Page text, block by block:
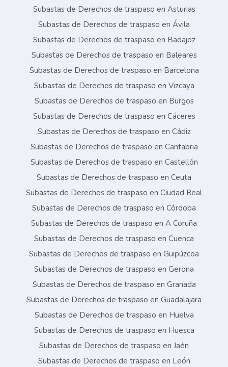
Subastas de Derechos de traspaso en Asturias
Subastas de Derechos de traspaso en Ávila
Subastas de Derechos de traspaso en Badajoz
Subastas de Derechos de traspaso en Baleares
Subastas de Derechos de traspaso en Barcelona
Subastas de Derechos de traspaso en Vizcaya
Subastas de Derechos de traspaso en Burgos
Subastas de Derechos de traspaso en Cáceres
Subastas de Derechos de traspaso en Cádiz
Subastas de Derechos de traspaso en Cantabria
Subastas de Derechos de traspaso en Castellón
Subastas de Derechos de traspaso en Ceuta
Subastas de Derechos de traspaso en Ciudad Real
Subastas de Derechos de traspaso en Córdoba
Subastas de Derechos de traspaso en A Coruña
Subastas de Derechos de traspaso en Cuenca
Subastas de Derechos de traspaso en Guipúzcoa
Subastas de Derechos de traspaso en Gerona
Subastas de Derechos de traspaso en Granada
Subastas de Derechos de traspaso en Guadalajara
Subastas de Derechos de traspaso en Huelva
Subastas de Derechos de traspaso en Huesca
Subastas de Derechos de traspaso en Jaén
Subastas de Derechos de traspaso en León